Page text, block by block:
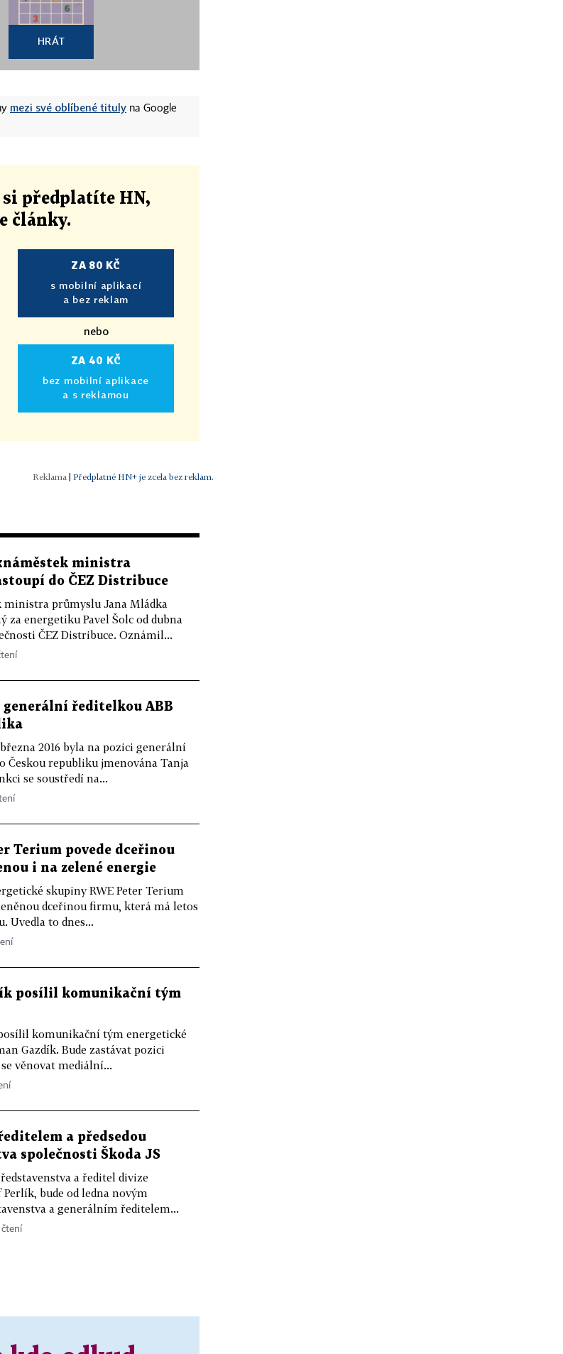
HRÁT
mezi své oblíbené tituly na Google
si předplatíte HN,
články.
ZA 80 KČ
s mobilní aplikací
a bez reklam
nebo
ZA 40 KČ
bez mobilní aplikace
a s reklamou
| Předplatné HN+ je zcela bez reklam.
ministra
do ČEZ Distribuce
ministra průmyslu Jana Mládka
za energetiku Pavel Šolc od dubna
ČEZ Distribuce. Oznámil...
generální ředitelkou ABB
2016 byla na pozici generální
Českou republiku jmenována Tanja
se soustředí na...
Terium povede dceřinou
i na zelené energie
skupiny RWE Peter Terium
dceřinou firmu, která má letos
Uvedla to dnes...
posílil komunikační tým
posílil komunikační tým energetické
Gazdík. Bude zastávat pozici
věnovat mediální...
a předsedou
společnosti Škoda JS
a ředitel divize
bude od ledna novým
a generálním ředitelem...
čtení